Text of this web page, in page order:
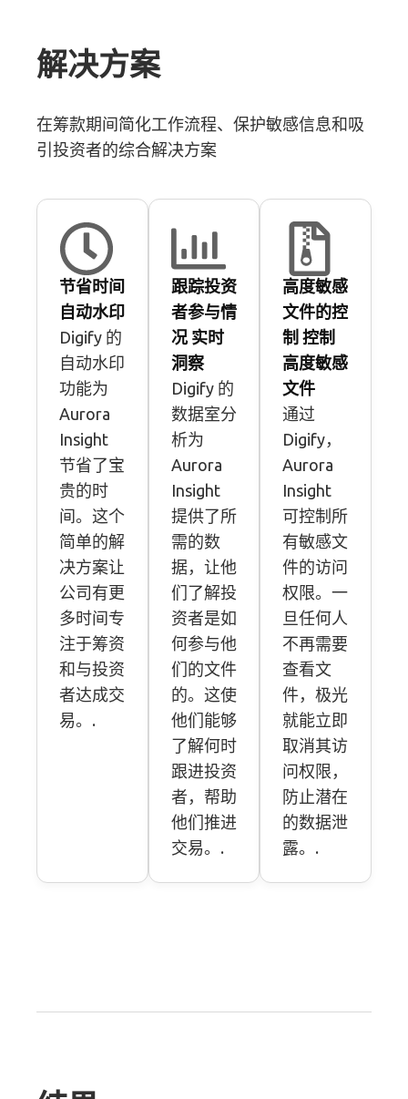
解决方案
在筹款期间简化工作流程、保护敏感信息和吸
引投资者的综合解决方案
节省时间
自动水印
Digify 的
自动水印
功能为
Aurora
Insight
节省了宝
贵的时
间。这个
简单的解
决方案让
公司有更
多时间专
注于筹资
和与投资
者达成交
易。.
跟踪投资
者参与情
况 实时
洞察
Digify 的
数据室分
析为
Aurora
Insight
提供了所
需的数
据，让他
们了解投
资者是如
何参与他
们的文件
的。这使
他们能够
了解何时
跟进投资
者，帮助
他们推进
交易。.
高度敏感
文件的控
制 控制
高度敏感
文件
通过
Digify，
Aurora
Insight
可控制所
有敏感文
件的访问
权限。一
旦任何人
不再需要
查看文
件，极光
就能立即
取消其访
问权限，
防止潜在
的数据泄
露。.